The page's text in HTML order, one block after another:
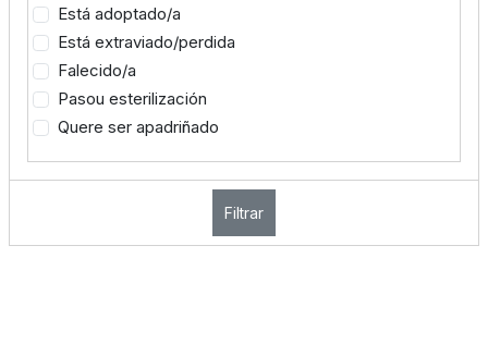
Está adoptado/a
Está extraviado/perdida
Falecido/a
Pasou esterilización
Quere ser apadriñado
Filtrar